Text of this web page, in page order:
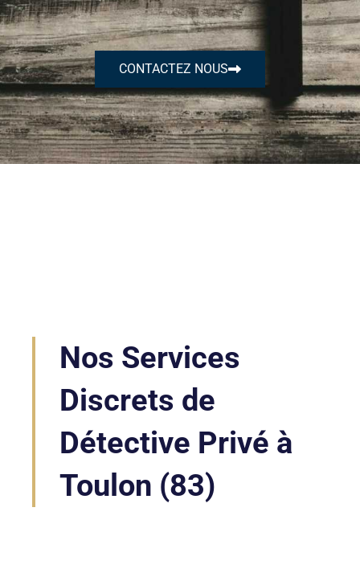
CONTACTEZ NOUS
Nos Services
Discrets de
Détective Privé à
Toulon (83)